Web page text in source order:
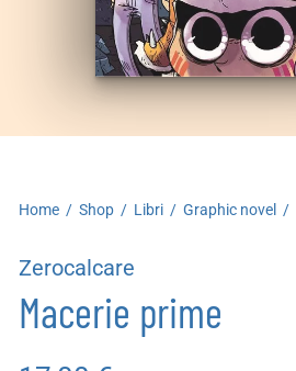
Home / Shop / Libri / Graphic novel /
Zerocalcare
Macerie prime